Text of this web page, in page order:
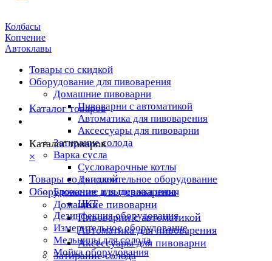
Колбасы
Копчение
Автоклавы
Товары со скидкой
Оборудование для пивоварения
Домашние пивоварни
Пивоварни с автоматикой
Автоматика для пивоварения
Аксессуары для пивоварни
Затирание солода
Варка сусла
Cусловарочные котлы
Дополнительное оборудование
Брожение и выдержка пива
ЦКТ
Дезинфекция оборудования
Измерительное оборудование
Мельницы для солода
Мойка оборудования
Каталог товаров
Каталог товаров
×
Товары со скидкой
Оборудование для пивоварения
Домашние пивоварни
Пивоварни с автоматикой
Автоматика для пивоварения
Аксессуары для пивоварни
Затирание солода